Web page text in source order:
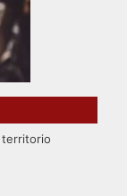
territorio